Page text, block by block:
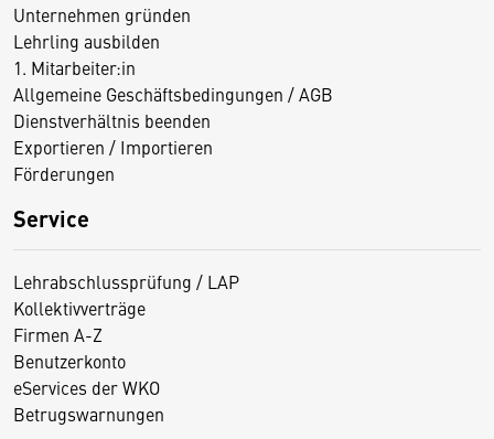
Unternehmen gründen
Lehrling ausbilden
1. Mitarbeiter:in
Allgemeine Geschäftsbedingungen / AGB
Dienstverhältnis beenden
Exportieren / Importieren
Förderungen
Service
Lehrabschlussprüfung / LAP
Kollektivverträge
Firmen A-Z
Benutzerkonto
eServices der WKO
Betrugswarnungen